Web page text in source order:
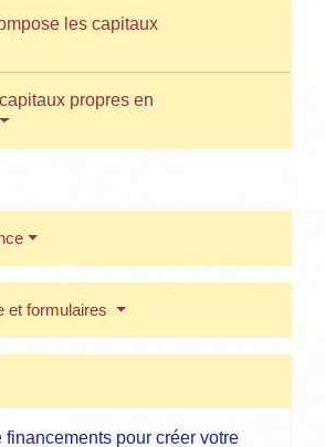
les capitaux
propres en
et formulaires
financements pour créer votre